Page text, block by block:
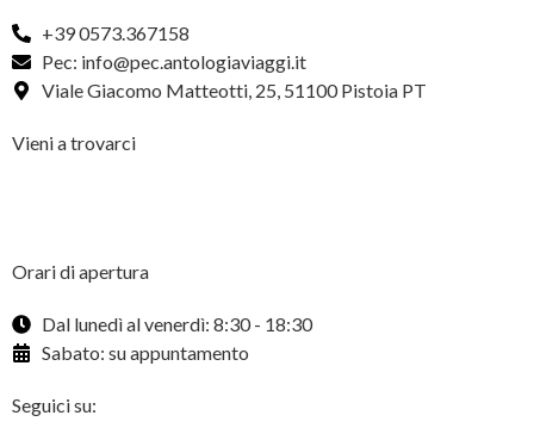
+39 0573.367158
Pec: info@pec.antologiaviaggi.it
Viale Giacomo Matteotti, 25, 51100 Pistoia PT
Vieni a trovarci
Orari di apertura
Dal lunedì al venerdì: 8:30 - 18:30
Sabato: su appuntamento
Seguici su: